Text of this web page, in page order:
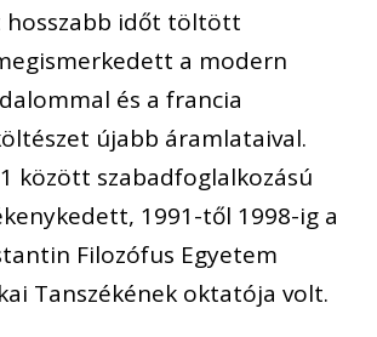
hosszabb időt töltött
a modern
és a francia
újabb áramlataival.
között szabadfoglalkozású
1991-től 1998-ig a
Filozófus Egyetem
Tanszékének oktatója volt.